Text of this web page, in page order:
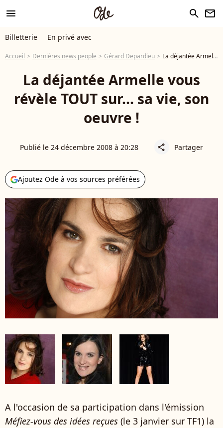
menu search newsletter
Billetterie En privé avec
Accueil Dernières news people Gérard Depardieu La déjantée Armelle vous révèle TOUT sur... sa vie, son oeuvre !
La déjantée Armelle vous
révèle TOUT sur... sa vie, son
oeuvre !
Publié le 24 décembre 2008 à 20:28 share Partager
Ajoutez Ode à vos sources préférées
A l'occasion de sa participation dans l'émission
Méfiez-vous des idées reçues (le 3 janvier sur TF1) la